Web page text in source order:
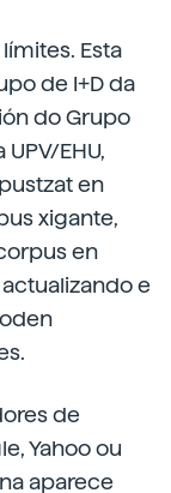
Esta
de I+D da
do Grupo
EHU,
en
xigante,
en
e
de
Yahoo ou
aparece